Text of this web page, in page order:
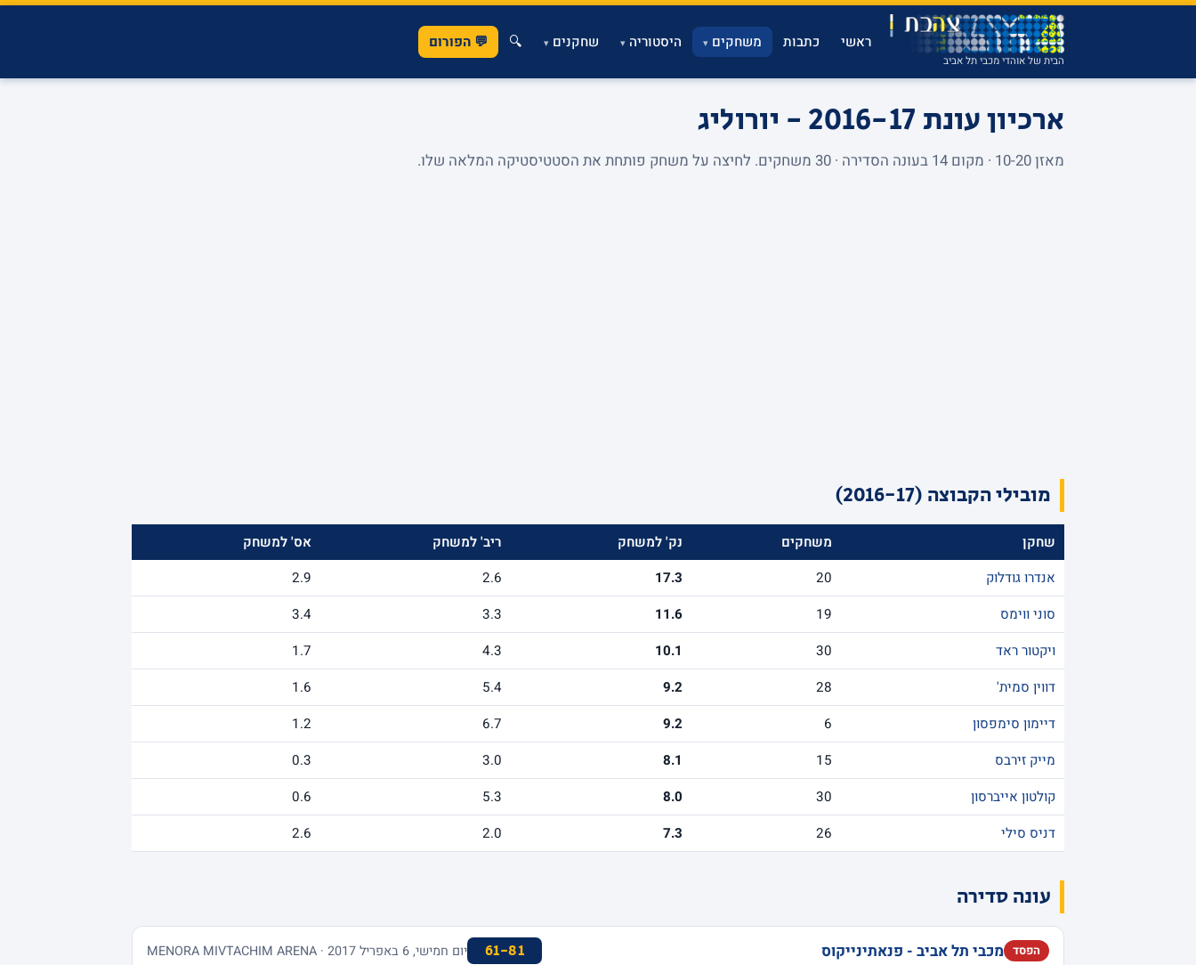
הבית של אוהדי מכבי תל אביב
ראשי כתבות משחקים▾ היסטוריה▾ שחקנים▾
🔍 💬 הפורום
ארכיון עונת 2016-17 - יורוליג
מאזן 10-20 · מקום 14 בעונה הסדירה · 30 משחקים. לחיצה על משחק פותחת את הסטטיסטיקה המלאה שלו.
מובילי הקבוצה (2016-17)
שחקן משחקים נק' למשחק ריב' למשחק
אס' למשחק
אנדרו גודלוק
20
17.3
2.6
2.9
סוני ווימס
19
11.6
3.3
3.4
ויקטור ראד
30
10.1
4.3
1.7
דווין סמית'
28
9.2
5.4
1.6
דיימון סימפסון
6
9.2
6.7
1.2
מייק זירבס
15
8.1
3.0
0.3
קולטון אייברסון
30
8.0
5.3
0.6
דניס סילי
26
7.3
2.0
2.6
עונה סדירה
הפסד מכבי תל אביב - פנאתינייקוס 61-81 יום חמישי, 6 באפריל 2017 · MENORA MIVTACHIM ARENA